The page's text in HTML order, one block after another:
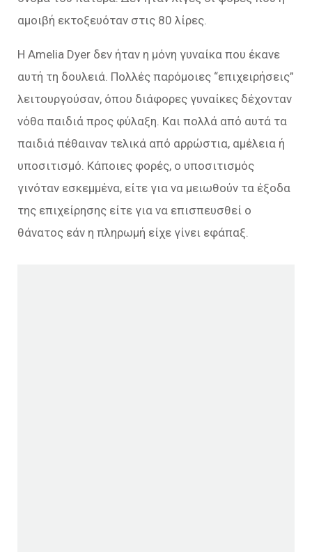
αμοιβή εκτοξευόταν στις 80 λίρες.
Η Amelia Dyer δεν ήταν η μόνη γυναίκα που έκανε
αυτή τη δουλειά. Πολλές παρόμοιες “επιχειρήσεις”
λειτουργούσαν, όπου διάφορες γυναίκες δέχονταν
νόθα παιδιά προς φύλαξη. Και πολλά από αυτά τα
παιδιά πέθαιναν τελικά από αρρώστια, αμέλεια ή
υποσιτισμό. Κάποιες φορές, ο υποσιτισμός
γινόταν εσκεμμένα, είτε για να μειωθούν τα έξοδα
της επιχείρησης είτε για να επισπευσθεί ο
θάνατος εάν η πληρωμή είχε γίνει εφάπαξ.